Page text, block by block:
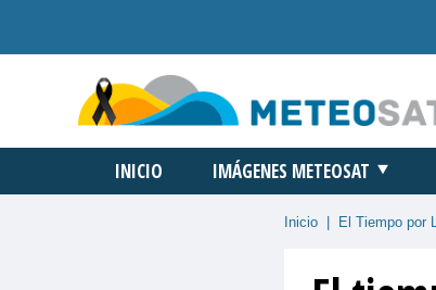
INICIO IMÁGENES METEOSAT
Inicio El Tiempo por